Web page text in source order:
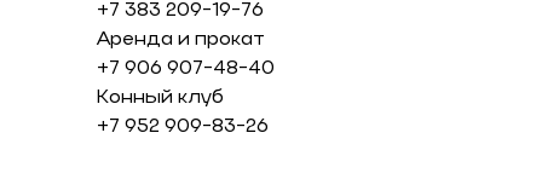
+7 383 209-19-76
Аренда и прокат
+7 906 907-48-40
Конный клуб
+7 952 909-83-26